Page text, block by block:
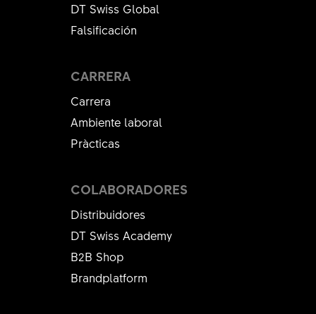
DT Swiss Global
Falsificación
CARRERA
Carrera
Ambiente laboral
Pràcticas
COLABORADORES
Distribuidores
DT Swiss Academy
B2B Shop
Brandplatform